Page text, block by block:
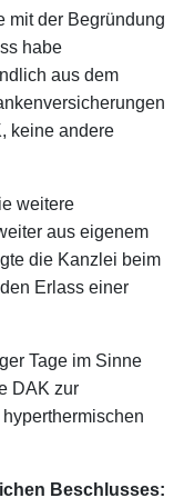
mit der Begründung
habe
aus dem
keine andere
weitere
aus eigenem
die Kanzlei beim
Erlass einer
Tage im Sinne
DAK zur
Beschlusses: